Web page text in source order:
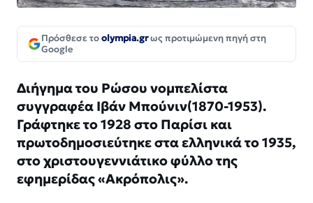
Πρόσθεσε τοolympia.grως προτιμώμενη πηγή στη
Google
Διήγημα του Ρώσου νομπελίστα
συγγραφέα Ιβάν Μπούνιν(1870-1953).
Γράφτηκε το 1928 στο Παρίσι και
πρωτοδημοσιεύτηκε στα ελληνικά το 1935,
στο χριστουγεννιάτικο φύλλο της
εφημερίδας «Ακρόπολις».